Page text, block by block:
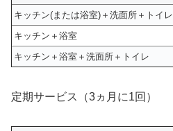
キッチン(または浴室)＋洗面所＋トイレ
キッチン＋浴室
キッチン＋浴室＋洗面所＋トイレ
定期サービス（3ヵ月に1回）